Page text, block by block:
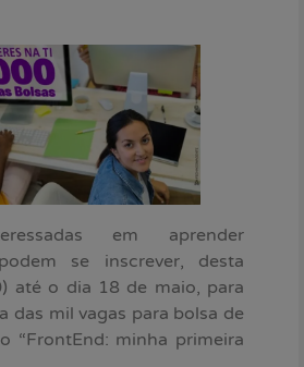
em aprender
se inscrever, desta
até o dia 18 de maio, para
das mil vagas para bolsa de
“FrontEnd: minha primeira